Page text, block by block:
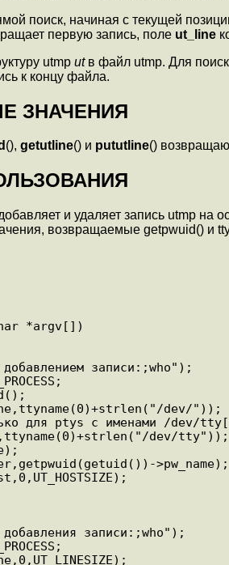
поиск, начиная с текущей
первую запись, поле ut_line
utmp ut в файл utmp. Для
к концу файла.
ЗНАЧЕНИЯ
(), getutline() и pututline()
и удаляет запись utmp на
возвращаемые getpwuid() и
*argv[])